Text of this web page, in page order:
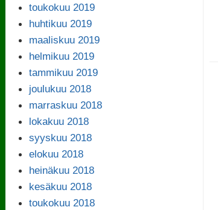
toukokuu 2019
huhtikuu 2019
maaliskuu 2019
helmikuu 2019
tammikuu 2019
joulukuu 2018
marraskuu 2018
lokakuu 2018
syyskuu 2018
elokuu 2018
heinäkuu 2018
kesäkuu 2018
toukokuu 2018